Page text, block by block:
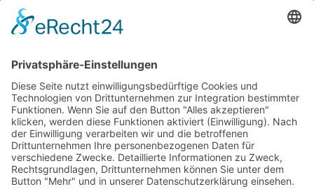
Patienten
Karriere
Kontakt